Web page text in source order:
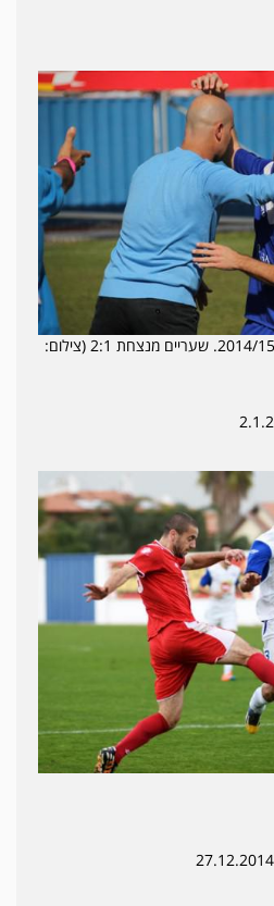
מחזור 17 ליגה א' דרום עונת 2014/15. שעריים מנצחת 2:1 (צילום: